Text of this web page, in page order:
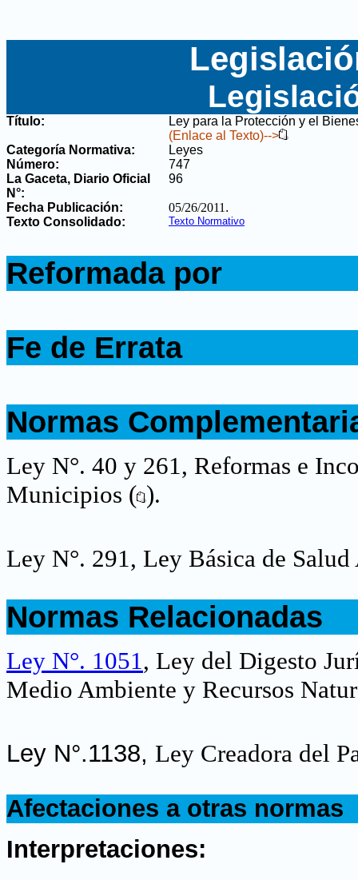
Título:
Ley para la Protección y el
(Enlace al Texto)-->
Categoría Normativa:
Leyes
Número:
747
La Gaceta, Diario Oficial
N°:
96
Fecha Publicación: 05/26/2011 .
Texto Consolidado:
Texto Normativo
Reformada por
Fe de Errata
Normas
Ley N°. 40 y 261, Reformas e
Municipios ( ).
Ley N°. 291, Ley Básica de
Normas Relacionadas
Ley N°. 1051, Ley del Digesto
Medio Ambiente y Recursos
Ley N°.1138, Ley Creadora del
Afectaciones a otras normas
Interpretaciones: